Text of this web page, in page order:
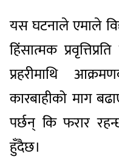
यस घटनाले एमाले
हिंसात्मक
प्रहरीमाथि
कारबाहीको माग
पर्छन् कि फरार
हुँदैछ।